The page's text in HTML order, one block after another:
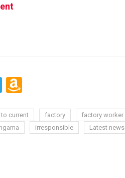
Telegram
List
current factory factory worker
irresponsible Latest news